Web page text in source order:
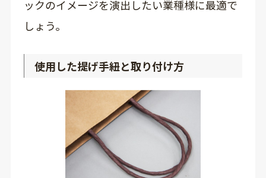
ックのイメージを演出したい業種様に最適で
しょう。
使用した提げ手紐と取り付け方